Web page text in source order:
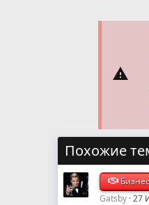
Похожие
Gatsby 27